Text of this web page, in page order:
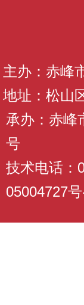
主办：赤峰
地址：松山
承办：赤
号
技术电话：
05004727